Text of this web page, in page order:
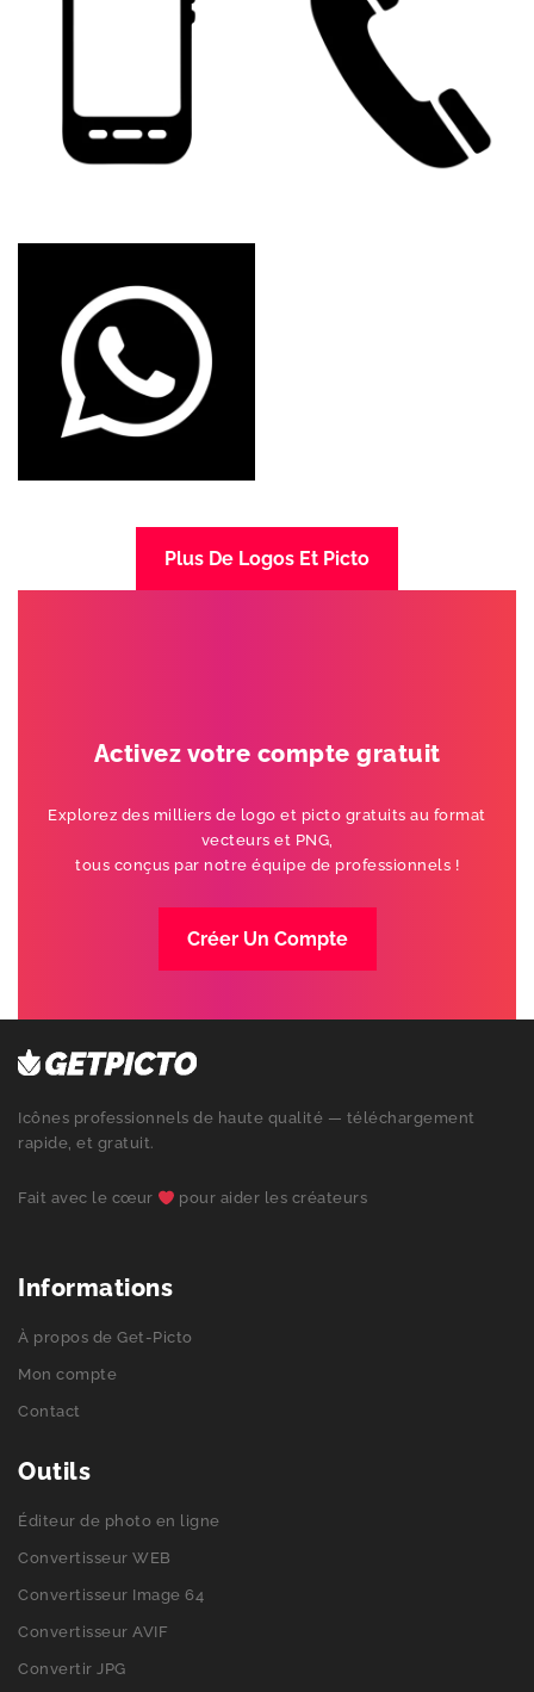
Plus De Logos Et Picto
Activez votre compte gratuit
Explorez des milliers de logo et picto gratuits au format
vecteurs et PNG,
tous conçus par notre équipe de professionnels !
Créer Un Compte
Icônes professionnels de haute qualité — téléchargement
rapide, et gratuit.
Fait avec le cœur pour aider les créateurs
Informations
À propos de Get-Picto
Mon compte
Contact
Outils
Éditeur de photo en ligne
Convertisseur WEB
Convertisseur Image 64
Convertisseur AVIF
Convertir JPG